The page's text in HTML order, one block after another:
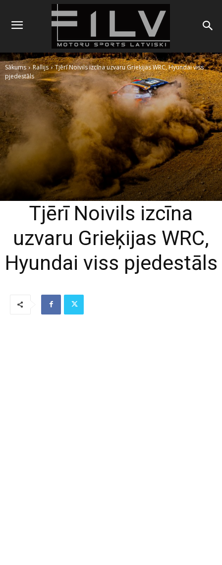
Sākums Rallijs
Tjērī Noivils izcīna uzvaru Grieķijas WRC, Hyundai viss
pjedestāls
Tjērī Noivils izcīna
uzvaru Grieķijas WRC,
Hyundai viss pjedestāls